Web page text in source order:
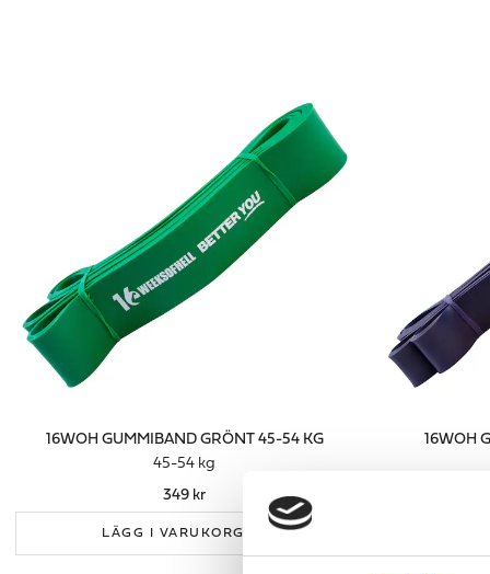
16WOH GUMMIBAND GRÖNT 45-54 KG
45-54 kg
349 kr
LÄGG I VARUKORGEN
16WOH